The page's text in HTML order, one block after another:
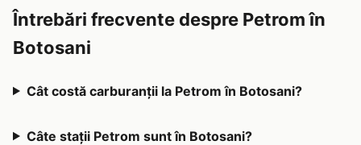
Întrebări frecvente despre Petrom în
Botosani
Cât costă carburanții la Petrom în Botosani?
Câte stații Petrom sunt în Botosani?